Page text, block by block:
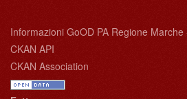
Informazioni GoOD PA Regione
CKAN API
CKAN Association